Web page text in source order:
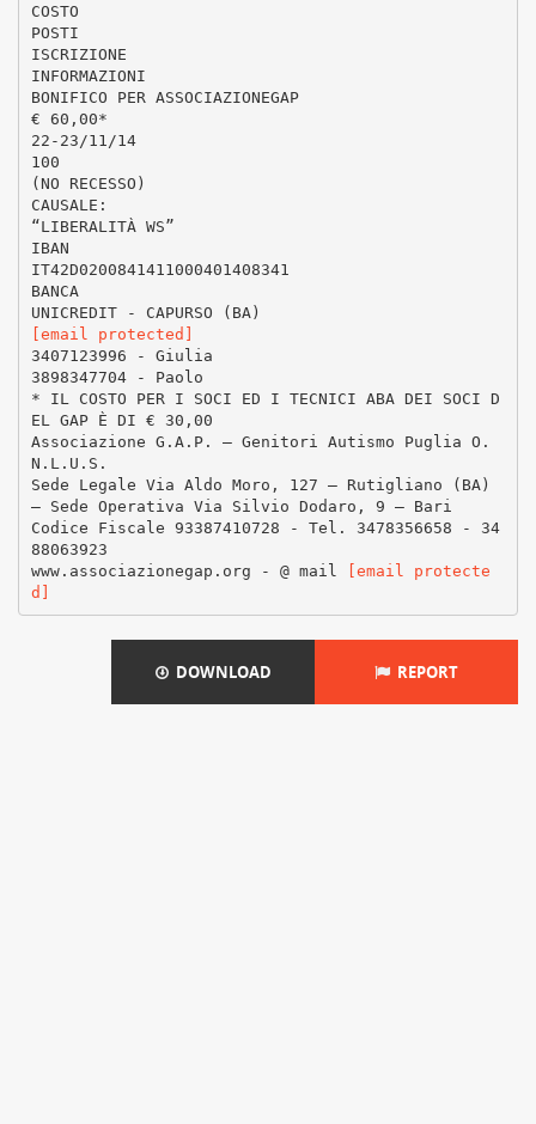
COSTO
POSTI
ISCRIZIONE
INFORMAZIONI
BONIFICO PER ASSOCIAZIONEGAP
€ 60,00*
22-23/11/14
100
(NO RECESSO)
CAUSALE:
“LIBERALITÀ WS”
IBAN
IT42D0200841411000401408341
BANCA
[email protected]
3407123996 - Giulia
3898347704 - Paolo
* IL COSTO PER I SOCI ED I TECNICI ABA DEI SOCI D
EL GAP È DI € 30,00
Associazione G.A.P. – Genitori Autismo Puglia O.
N.L.U.S.
Sede Legale Via Aldo Moro, 127 – Rutigliano (BA)
– Sede Operativa Via Silvio Dodaro, 9 – Bari
Codice Fiscale 93387410728 - Tel. 3478356658 - 34
88063923
www.associazionegap.org - @ mail
[email protecte
d]
DOWNLOAD REPORT